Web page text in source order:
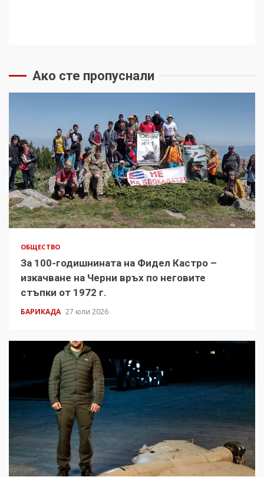
Ако сте пропуснали
ОБЩЕСТВО
За 100-годишнината на Фидел Кастро –
изкачване на Черни връх по неговите
стъпки от 1972 г.
БАРИКАДА 27 юли 2026